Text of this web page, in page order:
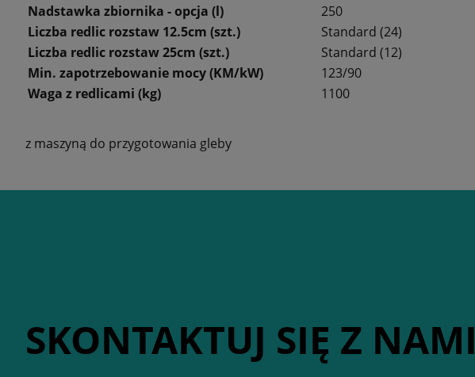
Nadstawka zbiornika - opcja (l)
250
Liczba redlic rozstaw 12.5cm (szt.)
Standard (24)
Liczba redlic rozstaw 25cm (szt.)
Standard (12)
Min. zapotrzebowanie mocy (KM/kW)
123/90
Waga z redlicami (kg)
1100
z maszyną do przygotowania gleby
SKONTAKTUJ SIĘ Z NAMI